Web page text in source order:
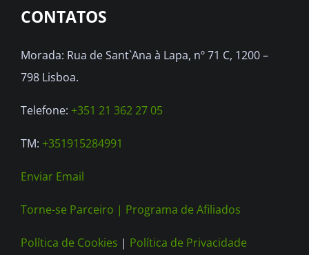
chosen
the
product
CONTATOS
Morada: Rua de Sant`Ana à Lapa, nº 71 C, 1200 –
798 Lisboa.
Telefone: +351 21 362 27 05
TM: +351915284991
Enviar Email
Torne-se Parceiro | Programa de Afiliados
Política de Cookies | Política de Privacidade